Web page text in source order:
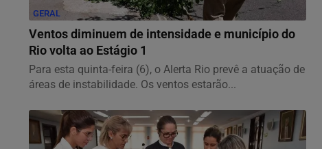
GERAL
Ventos diminuem de intensidade e município do
Rio volta ao Estágio 1
Para esta quinta-feira (6), o Alerta Rio prevê a atuação de
áreas de instabilidade. Os ventos estarão...